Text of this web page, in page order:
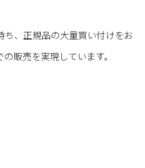
、正規品の大量買い付けをお
販売を実現しています。